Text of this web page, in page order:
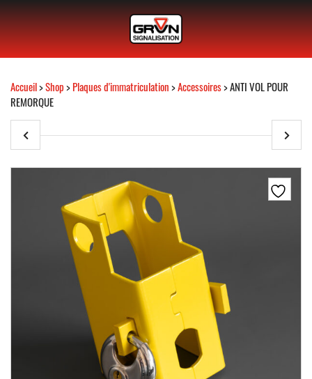
Accueil>Shop>Plaques d'immatriculation>Accessoires> ANTI VOL POUR
REMORQUE